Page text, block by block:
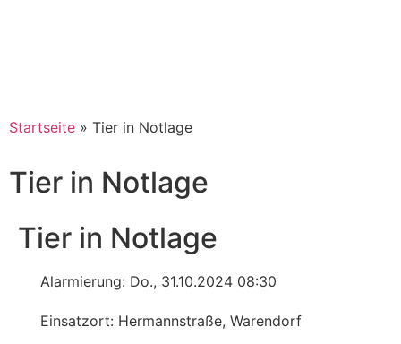
Startseite » Tier in Notlage
Tier in Notlage
Tier in Notlage
Alarmierung: Do., 31.10.2024 08:30
Einsatzort: Hermannstraße, Warendorf